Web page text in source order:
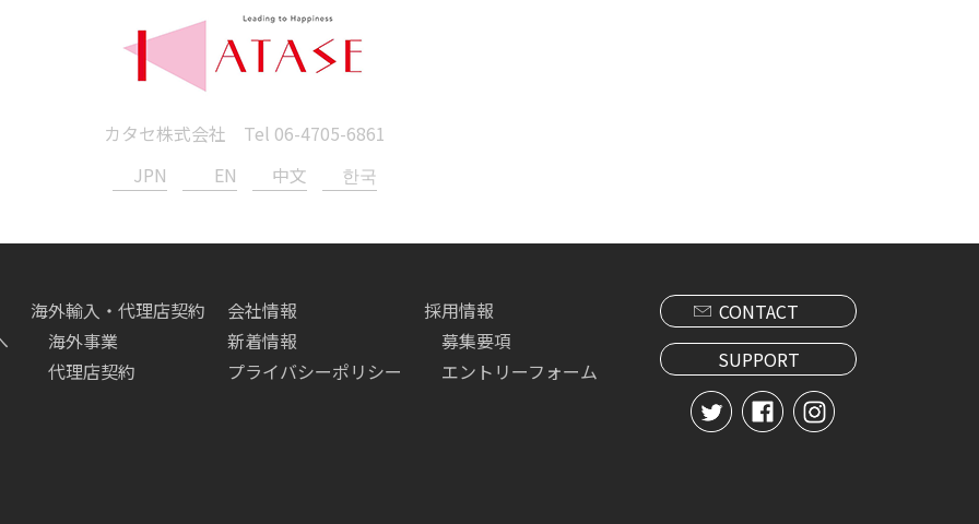
カタセ株式会社 Tel 06-4705-6861
JPN
EN 中文 한국
海外輸入・代理店契約
海外事業
代理店契約
会社情報
新着情報
プライバシーポリシー
採用情報
募集要項
エントリーフォーム
CONTACT
SUPPORT